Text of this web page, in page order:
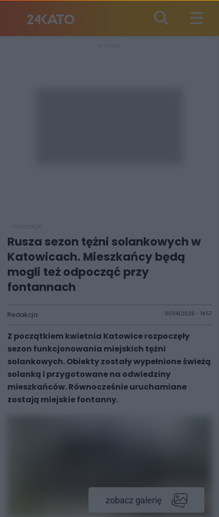
Rusza sezon tężni solankowych w
Katowicach. Mieszkańcy będą
mogli też odpocząć przy
fontannach
Redakcja 01/04/2026 - 14:57
Z początkiem kwietnia Katowice rozpoczęły
sezon funkcjonowania miejskich tężni
solankowych. Obiekty zostały wypełnione świeżą
solanką i przygotowane na odwiedziny
mieszkańców. Równocześnie uruchamiane
zostają miejskie fontanny.
zobacz galerię